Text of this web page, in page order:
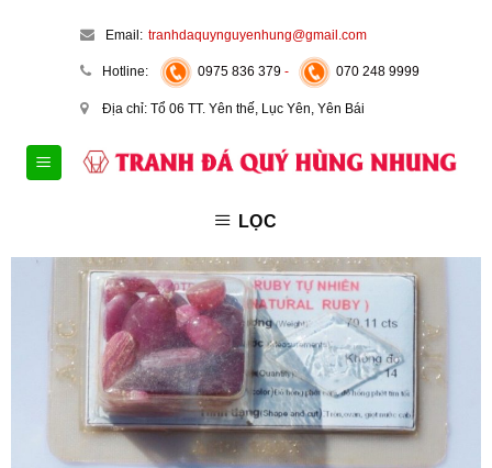
Email: tranhdaquynguyenhung@gmail.com
Hotline: 0975 836 379 - 070 248 9999
Địa chỉ: Tổ 06 TT. Yên thế, Lục Yên, Yên Bái
LỌC